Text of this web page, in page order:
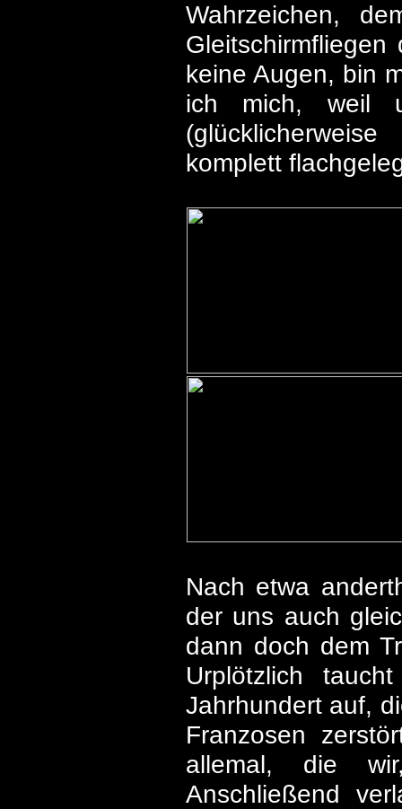
Wahrzeichen,
keine Augen, bin
ich mich, weil
komplett
Nach etwa
der uns auch
dann doch dem
Urplötzlich
Jahrhundert auf,
Franzosen
allemal, die
Anschließend